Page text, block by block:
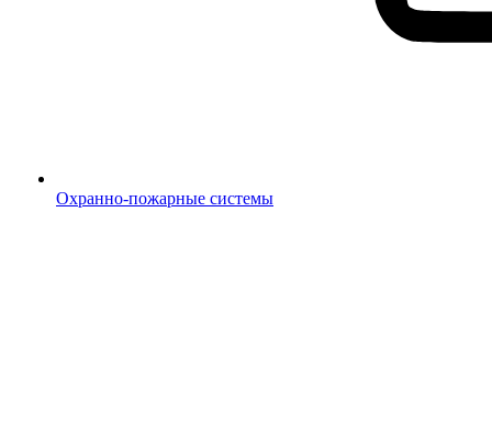
Охранно-пожарные системы